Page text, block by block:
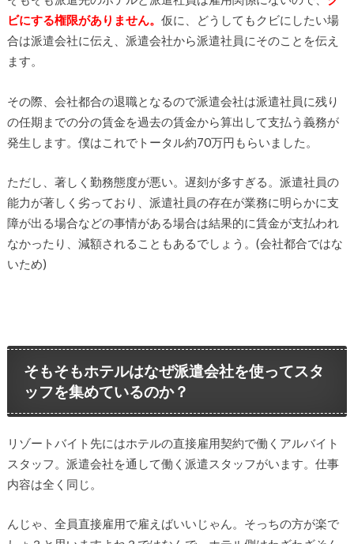
ビにする権限がありません。 仮に、どうしてもクビにしたい場
合は派遣会社に伝え、派遣会社から派遣社員にそのことを伝え
ます。
その際、会社都合の退職となるので派遣会社は派遣社員に残り
の任期までの分の賃金を過去の賃金から算出して支払う義務が
発生します。僕はこれでトータル約70万円もらいました。
ただし、著しく勤務態度が悪い。遅刻が多すぎる。派遣社員の
能力が著しく劣っており、派遣社員の存在が業務に明らかに支
障が出る場合などの事情がある場合は結果的に賃金が支払われ
なかったり、減額されることもあるでしょう。(会社都合ではな
いため)
そもそもホテルはなぜ派遣会社を使ってスタ
ッフを集めているのか？
リゾートバイト先にはホテルの直接雇用契約で働くアルバイト
スタッフ。派遣会社を通して働く派遣スタッフがいます。仕事
内容は全く同じ。
んじゃ、全員直接雇用で雇えばいいじゃん。そっちの方が楽で